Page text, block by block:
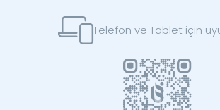
Telefon ve Tablet için